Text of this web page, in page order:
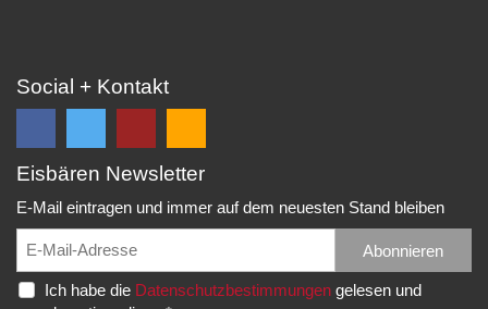
Social + Kontakt
Folge
Facebook
und
erhalte
Folge
Twitter
und
erhalte
EC
Rudolf-
Diesel-
Falls
Spielberichte,
etc.
Eisbären Newsletter
E-Mail eintragen und immer auf dem neuesten Stand bleiben
Abonnieren
Ich habe die Datenschutzbestimmungengelesen und